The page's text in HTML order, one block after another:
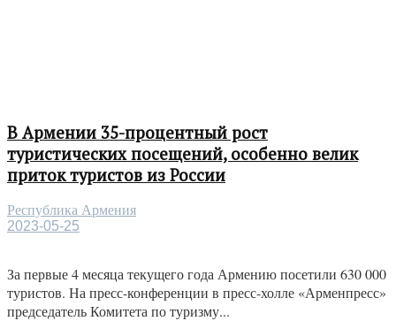
В Армении 35-процентный рост
туристических посещений, особенно велик
приток туристов из России
Республика Армения
2023-05-25
За первые 4 месяца текущего года Армению посетили 630 000
туристов. На пресс-конференции в пресс-холле «Арменпресс»
председатель Комитета по туризму...